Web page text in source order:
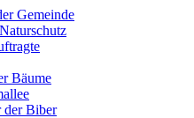
Gemeinde
Bäume
der Biber